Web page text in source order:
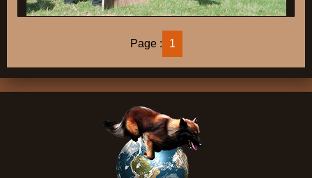
Page : 1